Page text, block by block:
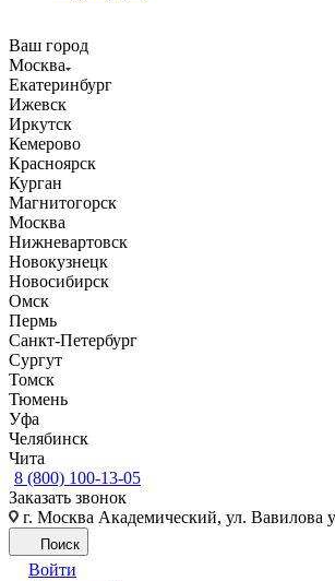
Ваш город
Москва
Екатеринбург
Ижевск
Иркутск
Кемерово
Красноярск
Курган
Магнитогорск
Москва
Нижневартовск
Новокузнецк
Новосибирск
Омск
Пермь
Санкт-Петербург
Сургут
Томск
Тюмень
Уфа
Челябинск
Чита
8 (800) 100-13-05
Заказать звонок
г. Москва Академический, ул. Вавилова
Поиск
Войти